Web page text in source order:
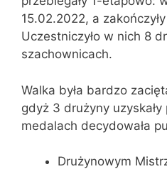
15.02.2022, a
Uczestniczyło w nich 8
szachownicach.
Walka była bardzo
gdyż 3 drużyny
medalach decydowała
Drużynowym